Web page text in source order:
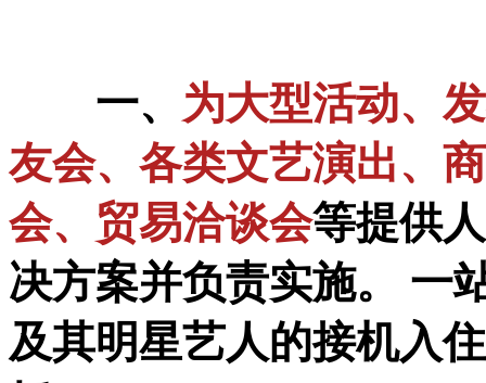
一、 为大型活动、
友会、各类文艺演出、
会、贸易洽谈会等提供
决方案并负责实施。 一
及其明星艺人的接机入